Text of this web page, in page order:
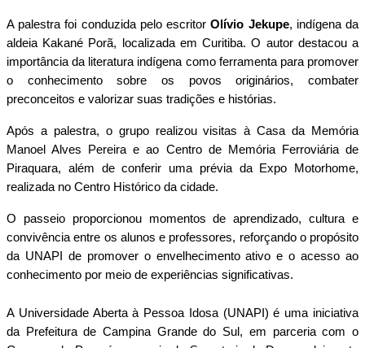
A palestra foi conduzida pelo escritorOlívio Jekupe, indígena da
aldeia Kakané Porã, localizada em Curitiba. O autor destacou a
importância da literatura indígena como ferramenta para promover
o conhecimento sobre os povos originários, combater
preconceitos e valorizar suas tradições e histórias.
Após a palestra, o grupo realizou visitas à Casa da Memória
Manoel Alves Pereira e ao Centro de Memória Ferroviária de
Piraquara, além de conferir uma prévia da Expo Motorhome,
realizada no Centro Histórico da cidade.
O passeio proporcionou momentos de aprendizado, cultura e
convivência entre os alunos e professores, reforçando o propósito
da UNAPI de promover o envelhecimento ativo e o acesso ao
conhecimento por meio de experiências significativas.
A Universidade Aberta à Pessoa Idosa (UNAPI) é uma iniciativa
da Prefeitura de Campina Grande do Sul, em parceria com o